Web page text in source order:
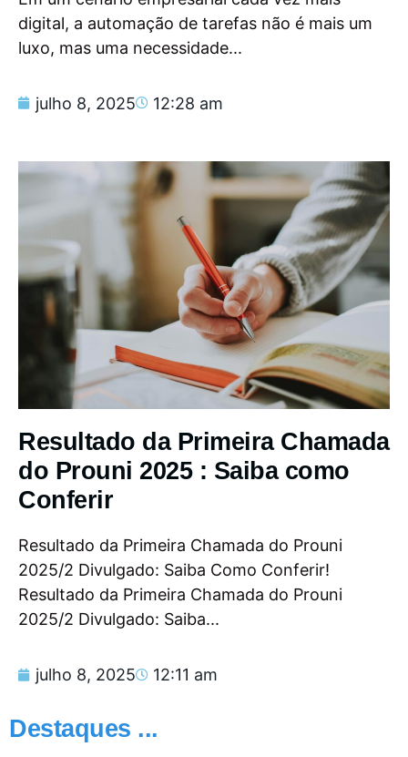
digital, a automação de tarefas não é mais um
luxo, mas uma necessidade...
julho 8, 2025 12:28 am
Resultado da Primeira Chamada
do Prouni 2025 : Saiba como
Conferir
Resultado da Primeira Chamada do Prouni
2025/2 Divulgado: Saiba Como Conferir!
Resultado da Primeira Chamada do Prouni
2025/2 Divulgado: Saiba...
julho 8, 2025 12:11 am
Destaques ...